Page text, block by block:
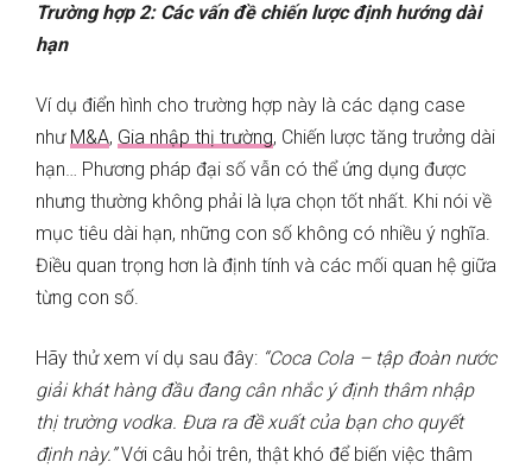
Trường hợp 2: Các vấn đề chiến lược định hướng dài
hạn
Ví dụ điển hình cho trường hợp này là các dạng case
như M&A, Gia nhập thị trường, Chiến lược tăng trưởng dài
hạn… Phương pháp đại số vẫn có thể ứng dụng được
nhưng thường không phải là lựa chọn tốt nhất. Khi nói về
mục tiêu dài hạn, những con số không có nhiều ý nghĩa.
Điều quan trọng hơn là định tính và các mối quan hệ giữa
từng con số.
Hãy thử xem ví dụ sau đây: “Coca Cola – tập đoàn nước
giải khát hàng đầu đang cân nhắc ý định thâm nhập
thị trường vodka. Đưa ra đề xuất của bạn cho quyết
định này.”Với câu hỏi trên, thật khó để biến việc thâm